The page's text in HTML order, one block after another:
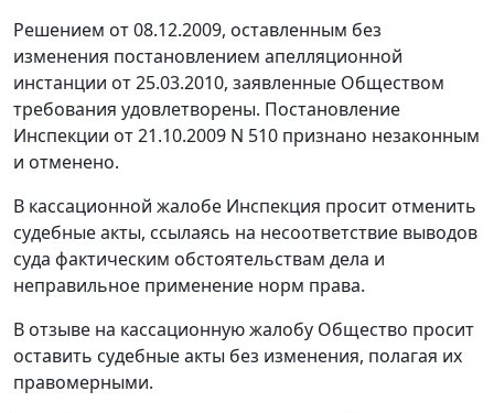
Решением от 08.12.2009, оставленным без
изменения постановлением апелляционной
инстанции от 25.03.2010, заявленные Обществом
требования удовлетворены. Постановление
Инспекции от 21.10.2009 N 510 признано незаконным
и отменено.
В кассационной жалобе Инспекция просит отменить
судебные акты, ссылаясь на несоответствие выводов
суда фактическим обстоятельствам дела и
неправильное применение норм права.
В отзыве на кассационную жалобу Общество просит
оставить судебные акты без изменения, полагая их
правомерными.